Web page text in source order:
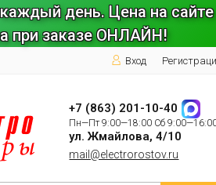
день. Цена на сайте
при заказе ОНЛАЙН!
Вход
+7 (863) 201-10-40
Пн—Пт 9:00—18:00 Сб
ул. Жмайлова, 4/10
mail@electrorostov.ru